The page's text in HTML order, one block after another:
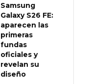
Samsung
Galaxy S26 FE:
aparecen las
primeras
fundas
oficiales y
revelan su
diseño